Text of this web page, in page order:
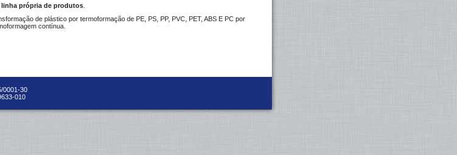
linha própria de produtos.
de plástico por termoformação de PE, PS, PP, PVC, PET, ABS E PC por
contínua.
0001-30
010